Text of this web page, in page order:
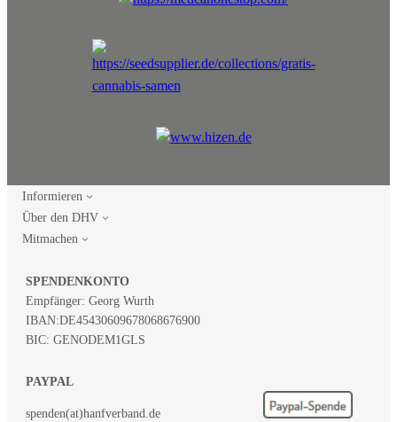
Informieren
Über den DHV
Mitmachen
SPENDENKONTO
Empfänger: Georg Wurth
IBAN:DE45430609678068676900
BIC: GENODEM1GLS
PAYPAL
spenden(at)hanfverband.de